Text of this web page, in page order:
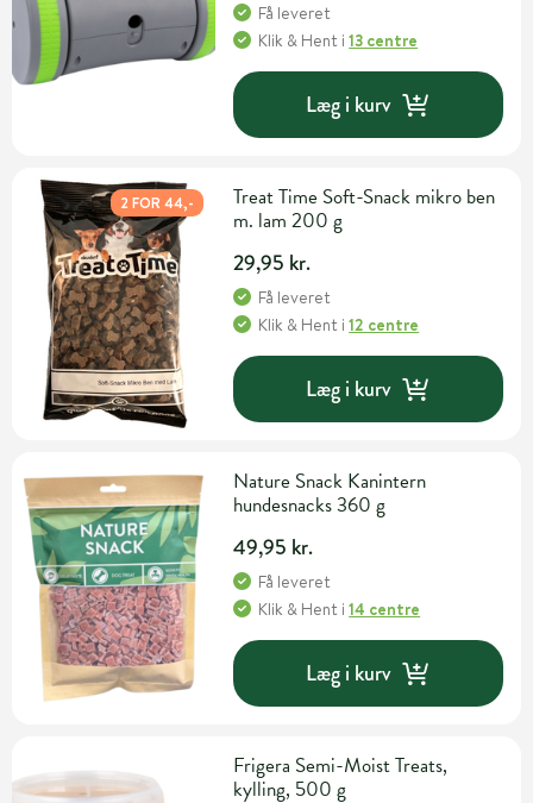
Få leveret
Klik & Hent i13 centre
Læg i kurv
2 FOR 44,-
Treat Time Soft-Snack mikro ben
m. lam 200 g
29,95 kr.
Få leveret
Klik & Hent i12 centre
Læg i kurv
Nature Snack Kanintern
hundesnacks 360 g
49,95 kr.
Få leveret
Klik & Hent i14 centre
Læg i kurv
Frigera Semi-Moist Treats,
kylling, 500 g